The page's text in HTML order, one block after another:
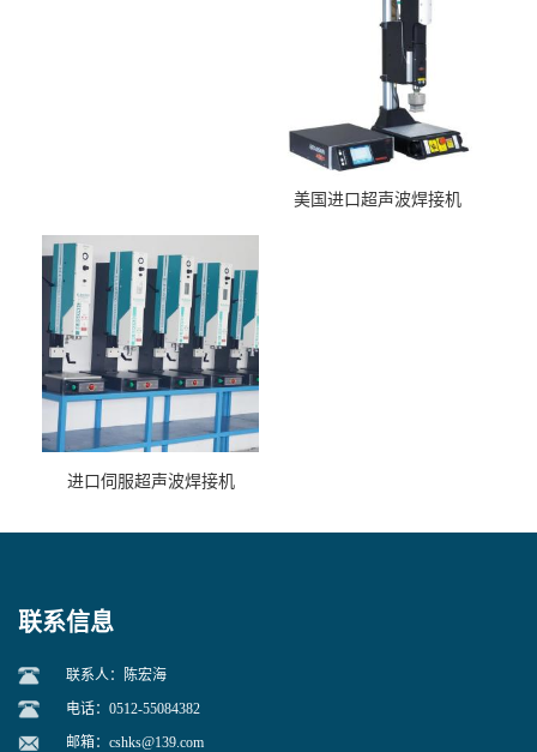
美国进口超声波焊接机
进口伺服超声波焊接机
联系信息
联系人：陈宏海
电话：0512-55084382
邮箱： cshks@139.com